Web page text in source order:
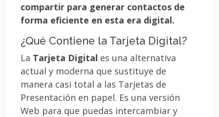
compartir para generar contactos de
forma eficiente en esta era digital.
¿Qué Contiene la Tarjeta Digital?
La Tarjeta Digital es una alternativa
actual y moderna que sustituye de
manera casi total a las Tarjetas de
Presentación en papel. Es una versión
Web para que puedas intercambiar y